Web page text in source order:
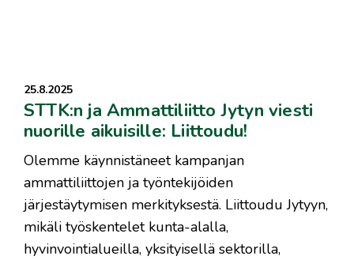
25.8.2025
STTK:n ja Ammattiliitto Jytyn viesti
nuorille aikuisille: Liittoudu!
Olemme käynnistäneet kampanjan
ammattiliittojen ja työntekijöiden
järjestäytymisen merkityksestä. Liittoudu Jytyyn,
mikäli työskentelet kunta-alalla,
hyvinvointialueilla, yksityisellä sektorilla,